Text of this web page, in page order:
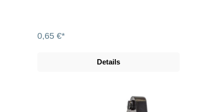
0,65 €*
Details